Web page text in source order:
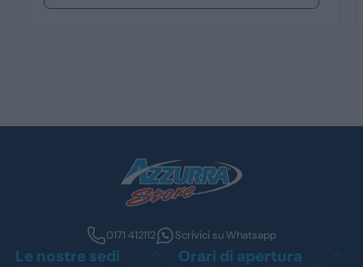
0171 412112 Scrivici su Whatsapp
Le nostre sedi
Orari di apertura